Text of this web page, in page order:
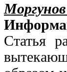
Статья